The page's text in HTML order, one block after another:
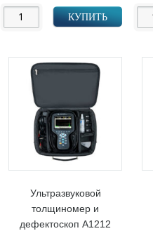
КУПИТЬ
Ультразвуковой
толщиномер и
дефектоскоп А1212